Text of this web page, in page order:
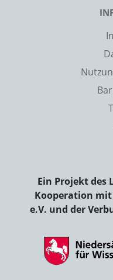
Ein Projekt des
Kooperation mit
e.V. und der